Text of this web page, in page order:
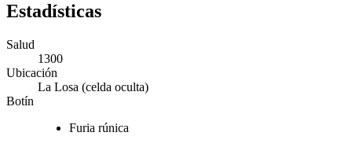
Estadísticas
Salud
1300
Ubicación
La Losa (celda oculta)
Botín
Furia rúnica